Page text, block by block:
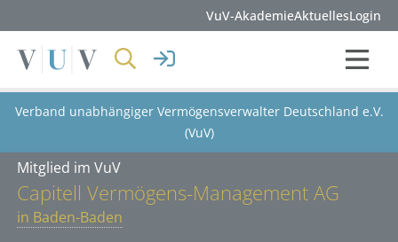
VuV-AkademieAktuellesLogin
Verband unabhängiger Vermögensverwalter Deutschland e.V.
(VuV)
Mitglied im VuV
Capitell Vermögens-Management AG
in Baden-Baden